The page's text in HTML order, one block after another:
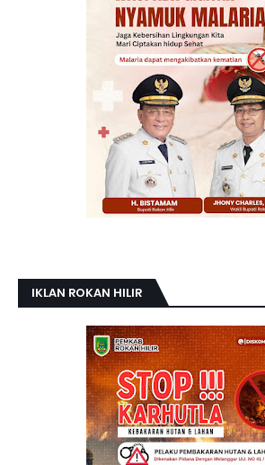
IKLAN ROKAN HILIR